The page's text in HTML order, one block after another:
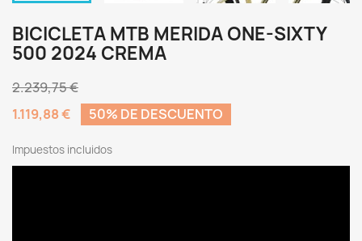
BICICLETA MTB MERIDA ONE-SIXTY
500 2024 CREMA
2.239,75 €
1.119,88 €
50% DE DESCUENTO
Impuestos incluidos